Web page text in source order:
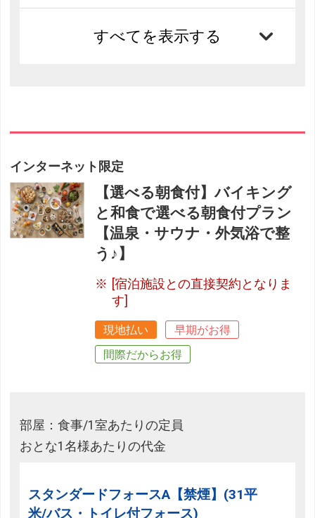
すべてを表示する
インターネット限定
【選べる朝食付】バイキング
と和食で選べる朝食付プラン
【温泉・サウナ・外気浴で整
う♪】
[宿泊施設との直接契約となりま
す]
現地払い
早期がお得
間際だからお得
部屋：食事/1室あたりの定員
おとな1名様あたりの代金
スタンダードフォースA【禁煙】(31平
米/バス・トイレ付フォース)